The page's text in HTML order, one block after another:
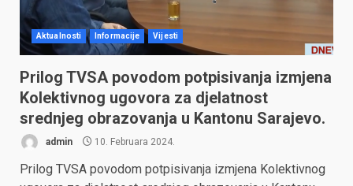
Aktualnosti Informacije Vijesti
Prilog TVSA povodom potpisivanja izmjena
Kolektivnog ugovora za djelatnost
srednjeg obrazovanja u Kantonu Sarajevo.
admin 10. Februara 2024.
Prilog TVSA povodom potpisivanja izmjena Kolektivnog